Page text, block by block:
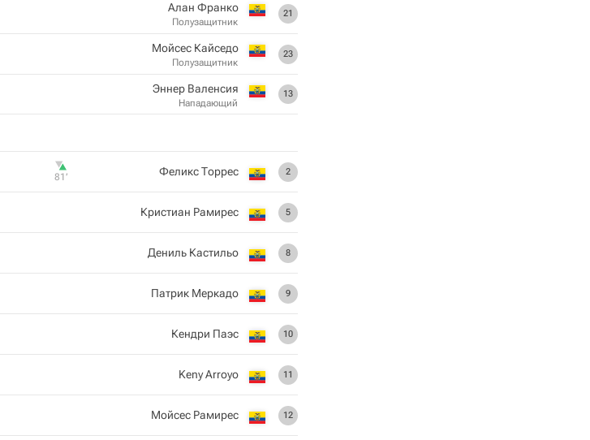
21
Алан Франко
Полузащитник
23
Мойсес Кайседо
Полузащитник
13
Эннер Валенсия
Нападающий
2
Феликс Торрес
81‎’‎
5
Кристиан Рамирес
8
Дениль Кастильо
9
Патрик Меркадо
10
Кендри Паэс
11
Keny Arroyo
12
Мойсес Рамирес